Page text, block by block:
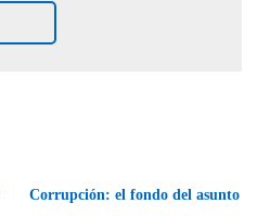
Corrupción: el fondo del asunto